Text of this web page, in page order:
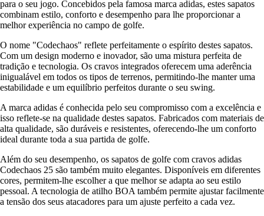
para o seu jogo. Concebidos pela famosa marca adidas, estes sapatos
combinam estilo, conforto e desempenho para lhe proporcionar a
melhor experiência no campo de golfe.
O nome "Codechaos" reflete perfeitamente o espírito destes sapatos.
Com um design moderno e inovador, são uma mistura perfeita de
tradição e tecnologia. Os cravos integrados oferecem uma aderência
inigualável em todos os tipos de terrenos, permitindo-lhe manter uma
estabilidade e um equilíbrio perfeitos durante o seu swing.
A marca adidas é conhecida pelo seu compromisso com a excelência e
isso reflete-se na qualidade destes sapatos. Fabricados com materiais de
alta qualidade, são duráveis e resistentes, oferecendo-lhe um conforto
ideal durante toda a sua partida de golfe.
Além do seu desempenho, os sapatos de golfe com cravos adidas
Codechaos 25 são também muito elegantes. Disponíveis em diferentes
cores, permitem-lhe escolher a que melhor se adapta ao seu estilo
pessoal. A tecnologia de atilho BOA também permite ajustar facilmente
a tensão dos seus atacadores para um ajuste perfeito a cada vez.